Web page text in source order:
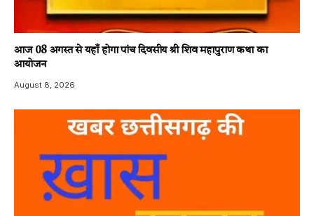
आज 08 अगस्त से यहाँ होगा पांच दिवसीय श्री शिव महापुराण कथा का
आयोजन
August 8, 2026